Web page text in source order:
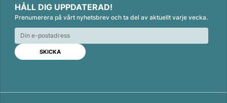
n
k
e
d
n
c
e
b
o
o
k
a
i
l
HÅLL DIG UPPDATERAD!
Prenumerera på vårt nyhetsbrev och ta del av aktuellt varje vecka.